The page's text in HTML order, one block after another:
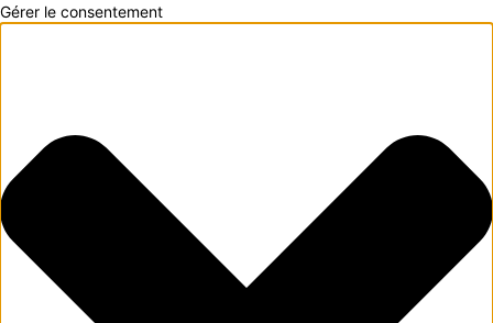
Gérer le consentement